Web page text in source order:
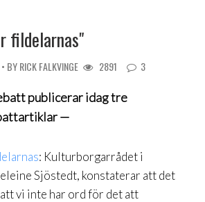
fildelarnas"
• BYRICK FALKVINGE 2891 3
publicerar idag tre
—
: Kulturborgarrådet i
Sjöstedt, konstaterar att det
vi inte har ord för det att